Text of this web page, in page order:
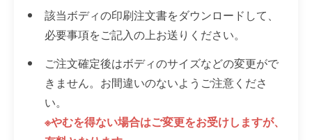
該当ボディの印刷注文書をダウンロードして、
必要事項をご記入の上お送りください。
ご注文確定後はボディのサイズなどの変更がで
きません。お間違いのないようご注意くださ
い。
※やむを得ない場合はご変更をお受けしますが、